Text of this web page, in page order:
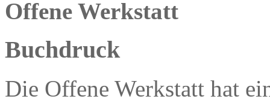
Offene Werkstatt
Buchdruck
Die Offene Werkstatt hat